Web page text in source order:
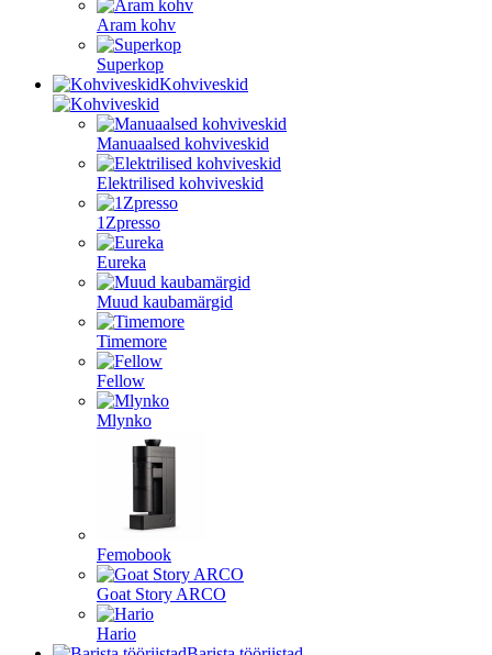
Aram kohv
Superkop
Kohviveskid
Manuaalsed kohviveskid
Elektrilised kohviveskid
1Zpresso
Eureka
Muud kaubamärgid
Timemore
Fellow
Mlynko
Femobook
Goat Story ARCO
Hario